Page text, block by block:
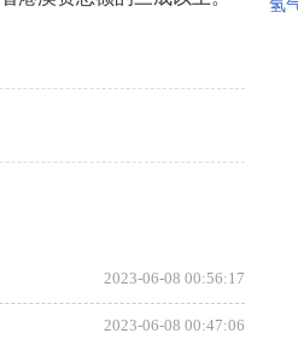
体育。
2023-06-08 00:56:17
2023-06-08 00:47:06
氢